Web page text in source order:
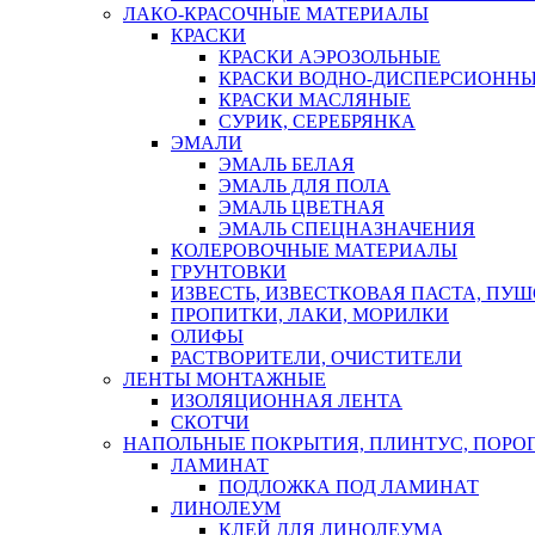
ЛАКО-КРАСОЧНЫЕ МАТЕРИАЛЫ
КРАСКИ
КРАСКИ АЭРОЗОЛЬНЫЕ
КРАСКИ ВОДНО-
КРАСКИ МАСЛЯНЫЕ
СУРИК, СЕРЕБРЯНКА
ЭМАЛИ
ЭМАЛЬ БЕЛАЯ
ЭМАЛЬ ДЛЯ ПОЛА
ЭМАЛЬ ЦВЕТНАЯ
ЭМАЛЬ СПЕЦНАЗНАЧЕНИЯ
КОЛЕРОВОЧНЫЕ МАТЕРИАЛЫ
ГРУНТОВКИ
ИЗВЕСТЬ, ИЗВЕСТКОВАЯ ПАСТА,
ПРОПИТКИ, ЛАКИ, МОРИЛКИ
ОЛИФЫ
РАСТВОРИТЕЛИ, ОЧИСТИТЕЛИ
ЛЕНТЫ МОНТАЖНЫЕ
ИЗОЛЯЦИОННАЯ ЛЕНТА
СКОТЧИ
НАПОЛЬНЫЕ ПОКРЫТИЯ, ПЛИНТУС,
ЛАМИНАТ
ПОДЛОЖКА ПОД ЛАМИНАТ
ЛИНОЛЕУМ
КЛЕЙ ДЛЯ ЛИНОЛЕУМА